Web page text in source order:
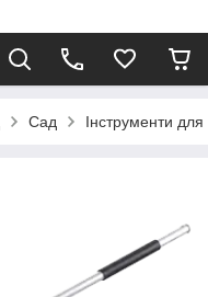
Сад Інструменти для